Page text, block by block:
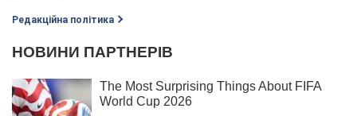
Редакційна політика